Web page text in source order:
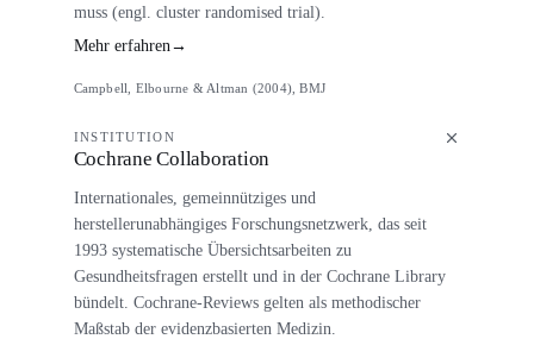
muss (engl. cluster randomised trial).
Mehr erfahren→
Campbell, Elbourne & Altman (2004), BMJ
INSTITUTION
Cochrane Collaboration
Internationales, gemeinnütziges und
herstellerunabhängiges Forschungsnetzwerk, das seit
1993 systematische Übersichtsarbeiten zu
Gesundheitsfragen erstellt und in der Cochrane Library
bündelt. Cochrane-Reviews gelten als methodischer
Maßstab der evidenzbasierten Medizin.